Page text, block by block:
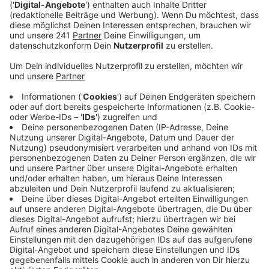
Veröffentlicht:Donnerstag, 02.05.2024 03:23
Comedy
Atze Schröders Kaltstart 24:
"Staffelübergabe"